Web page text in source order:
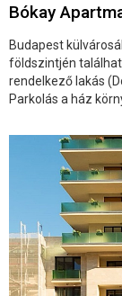
Bókay
Budapest
földszintjén
rendelkező lakás
Parkolás a ház